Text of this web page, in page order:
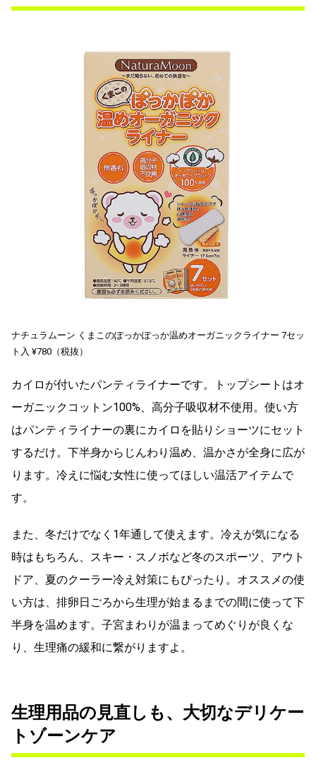
ナチュラムーン くまこのぽっかぽっか温めオーガニックライナー 7セッ
ト入 ¥780（税抜）
カイロが付いたパンティライナーです。トップシートはオ
ーガニックコットン100%、高分子吸収材不使用。使い方
はパンティライナーの裏にカイロを貼りショーツにセット
するだけ。下半身からじんわり温め、温かさが全身に広が
ります。冷えに悩む女性に使ってほしい温活アイテムで
す。
また、冬だけでなく1年通して使えます。冷えが気になる
時はもちろん、スキー・スノボなど冬のスポーツ、アウト
ドア、夏のクーラー冷え対策にもぴったり。オススメの使
い方は、排卵日ごろから生理が始まるまでの間に使って下
半身を温めます。子宮まわりが温まってめぐりが良くな
り、生理痛の緩和に繋がりますよ。
生理用品の見直しも、大切なデリケー
トゾーンケア